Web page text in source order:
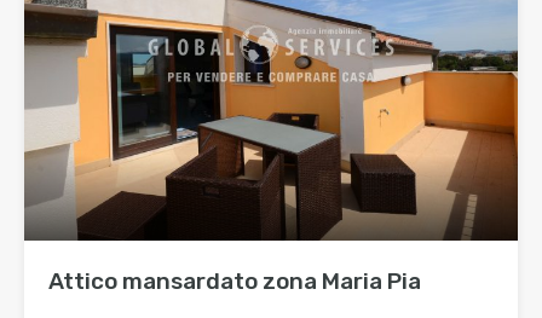
Attico mansardato zona Maria Pia